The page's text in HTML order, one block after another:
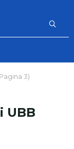
3)
UBB